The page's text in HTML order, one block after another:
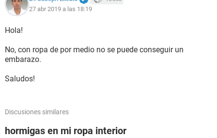
27 abr 2019 a las 18:19
Hola!
No, con ropa de por medio no se puede conseguir un
embarazo.
Saludos!
Discusiones similares
hormigas en mi ropa interior